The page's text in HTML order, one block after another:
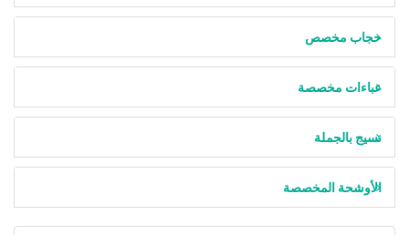
حجاب مخصص
عباءات مخصصة
نسيج بالجملة
الأوشحة المخصصة